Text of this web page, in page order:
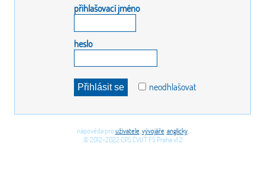
přihlašovací jméno
heslo
neodhlašovat
nápověda pro uživatele vývojáře anglicky,
,© 2012-2022 CPS ČVUT FS Praha v1.2